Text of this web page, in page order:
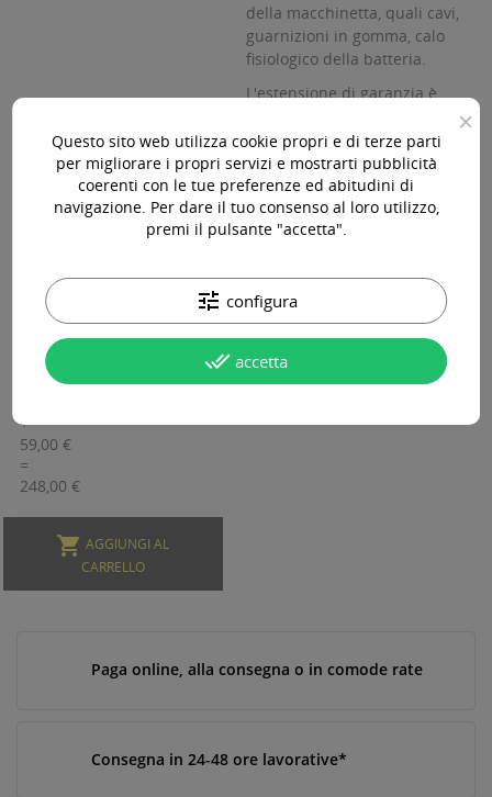
della macchinetta, quali cavi,
guarnizioni in gomma, calo
fisiologico della batteria.
L'estensione di garanzia è
termine dei primi 12 mesi di
utilizzo,viene effettuata
laManutenzione Ordinaria
presso Dormouse
a soli 59,00 €.
Macchinetta
DORSAFE
Totale
+
59,00 €
=
248,00 €
 AGGIUNGI AL
CARRELLO
Paga online, alla consegna o in comode rate
Consegna in 24-48 ore lavorative*
×
Questo sito web utilizza cookie propri e di terze parti
per migliorare i propri servizi e mostrarti pubblicità
coerenti con le tue preferenze ed abitudini di
navigazione. Per dare il tuo consenso al loro utilizzo,
premi il pulsante "accetta".
tune configura
done_all accetta